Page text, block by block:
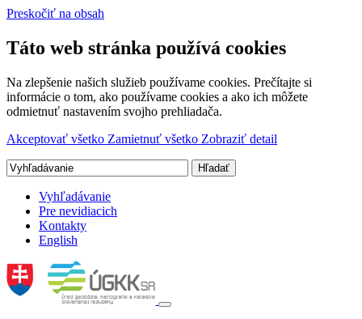
Preskočiť na obsah
Táto web stránka používá cookies
Na zlepšenie našich služieb používame cookies. Prečítajte si
informácie o tom, ako používame cookies a ako ich môžete
odmietnuť nastavením svojho prehliadača.
Akceptovať všetko Zamietnuť všetko Zobraziť detail
Vyhľadávanie
Pre nevidiacich
Kontakty
English